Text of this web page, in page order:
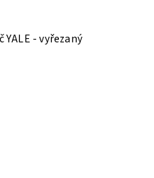
YALE - vyřezaný